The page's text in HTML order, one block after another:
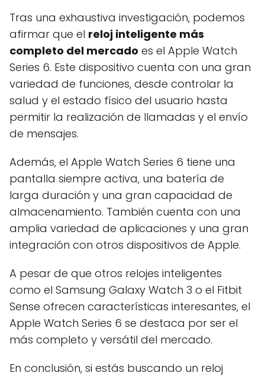
Tras una exhaustiva investigación, podemos
afirmar que el reloj inteligente más
completo del mercado es el Apple Watch
Series 6. Este dispositivo cuenta con una gran
variedad de funciones, desde controlar la
salud y el estado físico del usuario hasta
permitir la realización de llamadas y el envío
de mensajes.
Además, el Apple Watch Series 6 tiene una
pantalla siempre activa, una batería de
larga duración y una gran capacidad de
almacenamiento. También cuenta con una
amplia variedad de aplicaciones y una gran
integración con otros dispositivos de Apple.
A pesar de que otros relojes inteligentes
como el Samsung Galaxy Watch 3 o el Fitbit
Sense ofrecen características interesantes, el
Apple Watch Series 6 se destaca por ser el
más completo y versátil del mercado.
En conclusión, si estás buscando un reloj